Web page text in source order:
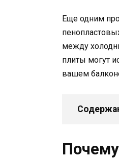
Еще одним
между
плиты могут
вашем